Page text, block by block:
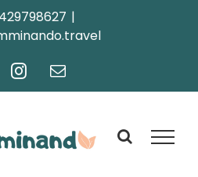
|
Instagram
Email